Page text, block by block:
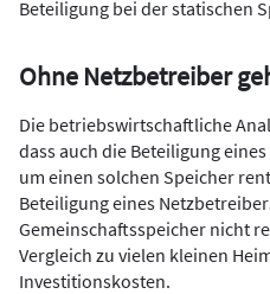
Beteiligung bei der statischen
Ohne Netzbetreiber
Die betriebswirtschaftliche
dass auch die Beteiligung
um einen solchen Speicher
Beteiligung eines
Gemeinschaftsspeicher nicht
Vergleich zu vielen kleinen
Investitionskosten.